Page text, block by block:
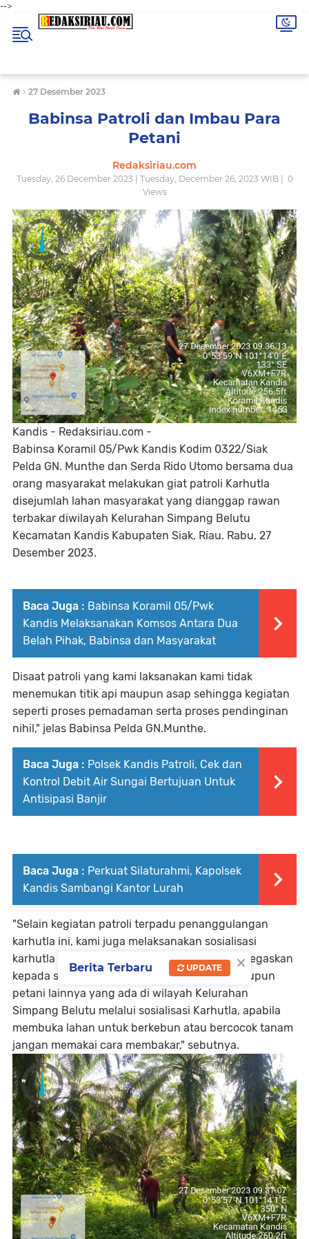
-->
› 27 Desember 2023
Babinsa Patroli dan Imbau Para
Petani
Redaksiriau.com
Tuesday, 26 December 2023 | Tuesday, December 26, 2023 WIB |
0
Views
Kandis - Redaksiriau.com -
Babinsa Koramil 05/Pwk Kandis Kodim 0322/Siak
Pelda GN. Munthe dan Serda Rido Utomo bersama dua
orang masyarakat melakukan giat patroli Karhutla
disejumlah lahan masyarakat yang dianggap rawan
terbakar diwilayah Kelurahan Simpang Belutu
Kecamatan Kandis Kabupaten Siak, Riau. Rabu, 27
Desember 2023.
Baca Juga : Babinsa Koramil 05/Pwk
Kandis Melaksanakan Komsos Antara Dua
Belah Pihak, Babinsa dan Masyarakat
Disaat patroli yang kami laksanakan kami tidak
menemukan titik api maupun asap sehingga kegiatan
seperti proses pemadaman serta proses pendinginan
nihil," jelas Babinsa Pelda GN.Munthe.
Baca Juga : Polsek Kandis Patroli, Cek dan
Kontrol Debit Air Sungai Bertujuan Untuk
Antisipasi Banjir
Baca Juga : Perkuat Silaturahmi, Kapolsek
Kandis Sambangi Kantor Lurah
"Selain kegiatan patroli terpadu penanggulangan
karhutla ini, kami juga melaksanakan sosialisasi
karhutla dengan cara mengingatkan dan menegaskan
kepada sejumlah masyarakat petani sawit maupun
petani lainnya yang ada di wilayah Kelurahan
Simpang Belutu melalui sosialisasi Karhutla, apabila
membuka lahan untuk berkebun atau bercocok tanam
jangan memakai cara membakar," sebutnya.
×
Berita Terbaru UPDATE